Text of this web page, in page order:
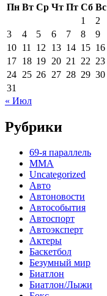
Пн Вт Ср Чт Пт Сб Вс
1
2
3
4 5 6 7 8
9
10 11 12 13 14 15 16
17 18 19 20 21 22 23
24 25 26 27 28 29 30
31
« Июл
Рубрики
69-я параллель
MMA
Uncategorized
Авто
Автоновости
Автособытия
Автоспорт
Автоэксперт
Актеры
Баскетбол
Безумный мир
Биатлон
Биатлон/Лыжи